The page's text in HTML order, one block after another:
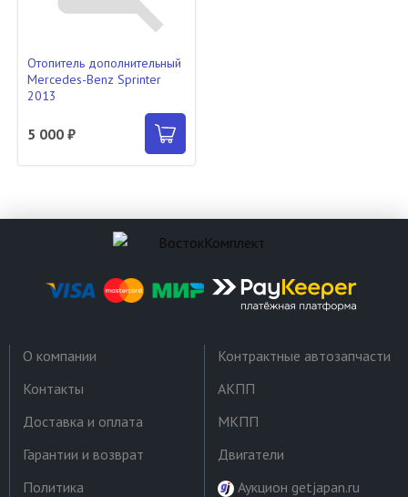
Отопитель дополнительный
Mercedes-Benz Sprinter
2013
5 000 ₽
О компании
Контакты
Доставка и оплата
Гарантии и возврат
Политика
Контрактные автозапчасти
АКПП
МКПП
Двигатели
Аукцион getjapan.ru